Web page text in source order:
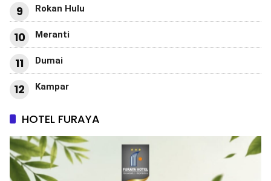
9 Rokan Hulu
10 Meranti
11 Dumai
12 Kampar
HOTEL FURAYA